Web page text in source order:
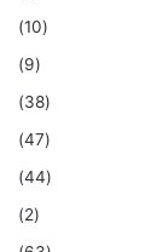
(10)
(9)
(38)
(47)
(44)
(2)